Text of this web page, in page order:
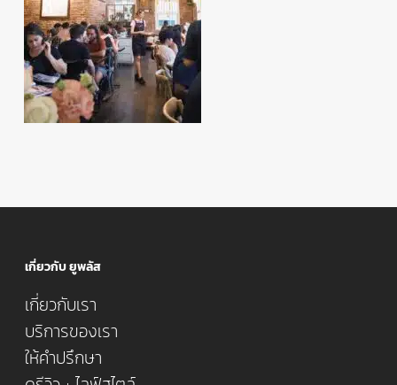
เกี่ยวกับ ยูพลัส
เกี่ยวกับเรา
บริการของเรา
ให้คำปรึกษา